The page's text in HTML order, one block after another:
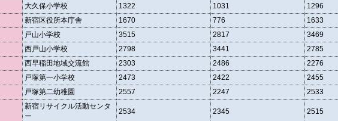
大久保小学校 1322 1031 1296
新宿区役所本庁舎 1670 776 1633
戸山小学校 3515 2817 3469
西戸山小学校 2798 3441 2785
西早稲田地域交流館 2303 2486 2276
戸塚第一小学校 2473 2422 2455
戸塚第二幼稚園 2557 2247 2533
新宿リサイクル活動センタ
ー
2534 2345 2515